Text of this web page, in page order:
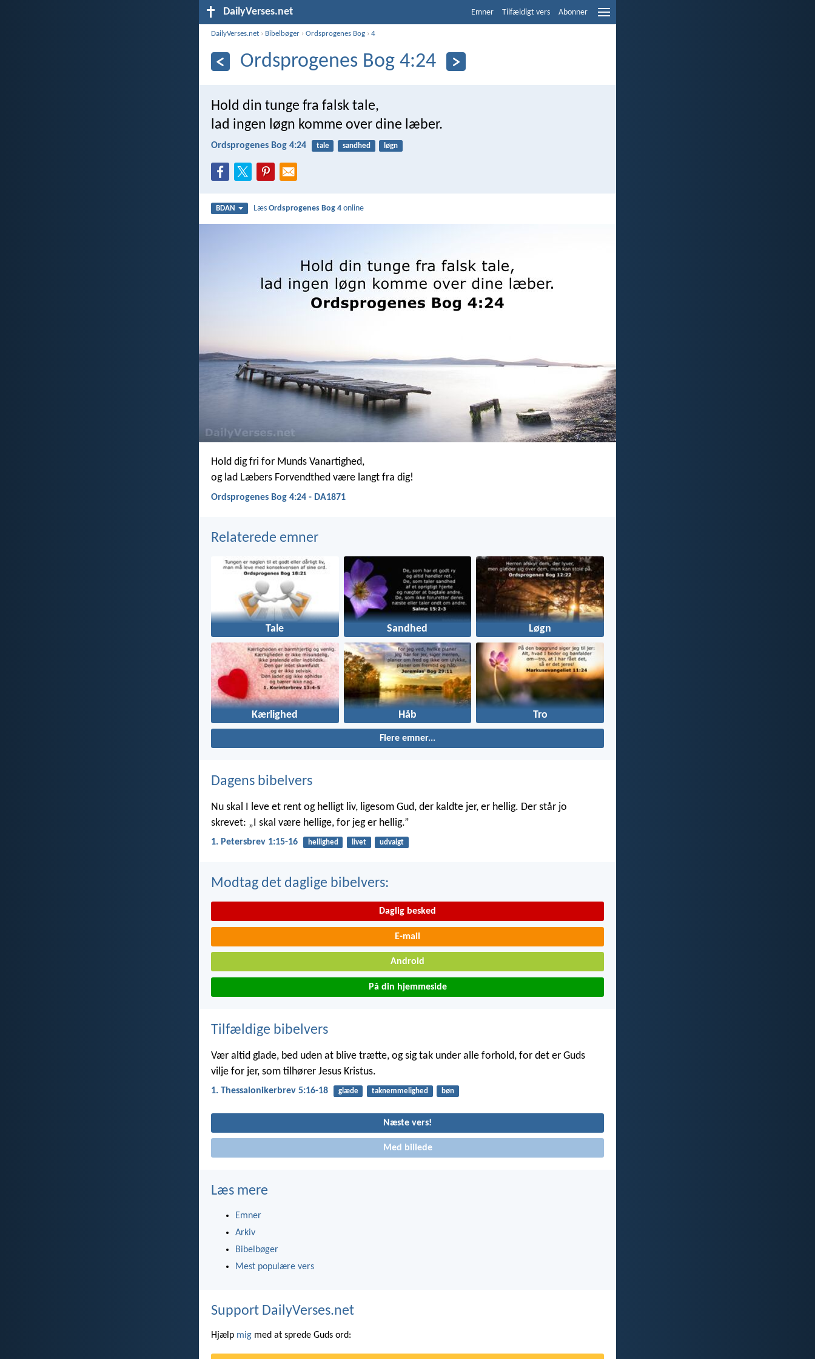
DailyVerses.net Emner Tilfældigt vers Abonner
DailyVerses.net › Bibelbøger ›Ordsprogenes Bog ›4
Ordsprogenes Bog 4:24
Hold din tunge fra falsk tale,
lad ingen løgn komme over dine læber.
Ordsprogenes Bog 4:24 tale sandhed løgn
BDAN LæsOrdsprogenes Bog 4 online
Hold dig fri for Munds Vanartighed,
og lad Læbers Forvendthed være langt fra dig!
Ordsprogenes Bog 4:24 - DA1871
Relaterede emner
Tale Sandhed Løgn
Kærlighed Håb Tro
Flere emner...
Dagens bibelvers
Nu skal I leve et rent og helligt liv, ligesom Gud, der kaldte jer, er hellig. Der står jo
skrevet: „I skal være hellige, for jeg er hellig.”
1. Petersbrev 1:15-16 hellighed livet udvalgt
Modtag det daglige bibelvers:
Daglig besked
E-mail
Android
På din hjemmeside
Tilfældige bibelvers
Vær altid glade, bed uden at blive trætte, og sig tak under alle forhold, for det er Guds
vilje for jer, som tilhører Jesus Kristus.
1. Thessalonikerbrev 5:16-18 glæde taknemmelighed bøn
Næste vers!
Med billede
Læs mere
Emner
Arkiv
Bibelbøger
Mest populære vers
Support DailyVerses.net
Hjælp mig med at sprede Guds ord: